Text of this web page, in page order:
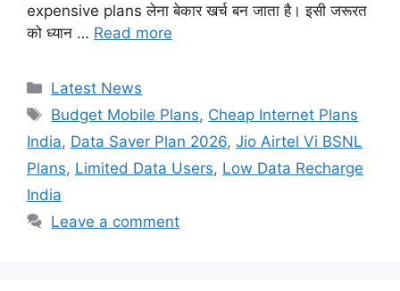
expensive plans लेना बेकार खर्च बन जाता है। इसी जरूरत
को ध्यान … Read more
Categories
Latest News
Tags
Budget Mobile Plans, Cheap Internet Plans
India, Data Saver Plan 2026, Jio Airtel Vi BSNL
Plans, Limited Data Users, Low Data Recharge
India
Leave a comment